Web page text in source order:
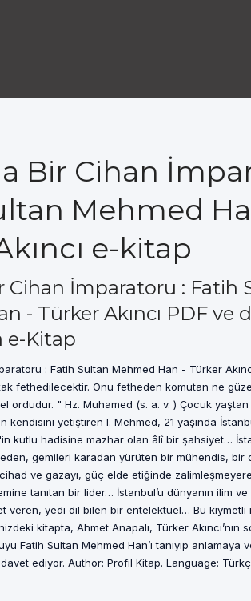
Bir Cihan
Mehmed
e-kitap
Cihan İmparatoru : Fatih
- Türker Akıncı PDF ve
e-Kitap
: Fatih Sultan Mehmed Han - Türker
fethedilecektir. Onu fetheden komutan ne
ordudur. " Hz. Muhamed (s. a. v. ) Çocuk
kendisini yetiştiren I. Mehmed, 21 yaşında
kutlu hadisine mazhar olan âlî bir şahsiyet…
eden, gemileri karadan yürüten bir mühendis,
ve gazayı, güç elde etiğinde
tanıtan bir lider… İstanbul’u dünyanın ilim
veren, yedi dil bilen bir entelektüel… Bu kıymetli
kitapta, Ahmet Anapalı, Türker Akıncı’nın
Fatih Sultan Mehmed Han’ı tanıyıp anlamaya
davet ediyor. Author: Profil Kitap. Language: